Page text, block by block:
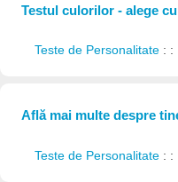
Testul culorilor - alege
Teste de Personalitate : :
Află mai multe despre
Teste de Personalitate : :